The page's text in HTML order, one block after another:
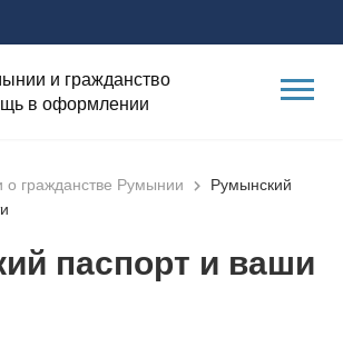
и гражданство
в оформлении
о гражданстве Румынии
Румынский
паспорт и ваши